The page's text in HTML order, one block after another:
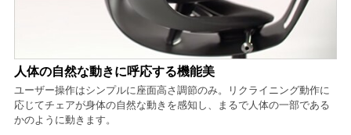
人体の自然な動きに呼応する機能美
ユーザー操作はシンプルに座面高さ調節のみ。リクライニング動作に
応じてチェアが身体の自然な動きを感知し、まるで人体の一部である
かのように動きます。